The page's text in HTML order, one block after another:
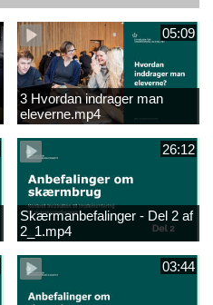
05:09
3 Hvordan indrager man
eleverne.mp4
26:12
Skærmanbefalinger - Del 2 af
2_1.mp4
03:44